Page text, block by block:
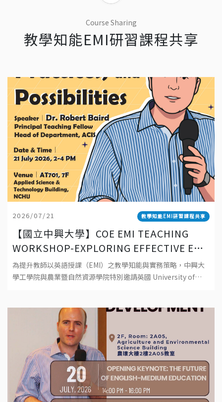
Course Sharing
教學知能EMI研習課程共享
2026/07/21 教學知能EMI研習課程共享
【國立中興大學】COE EMI TEACHING
WORKSHOP-EXPLORING EFFECTIVE EMI
TEACHING: PRINCIPLES, PRACTICES,
AND POSSIBILITIES 工學院EMI教師教學
可能性
為提升教師以英語授課（EMI）之教學知能與實務策略，中興大
學工學院與農業暨自然資源學院特別邀請英國 University of